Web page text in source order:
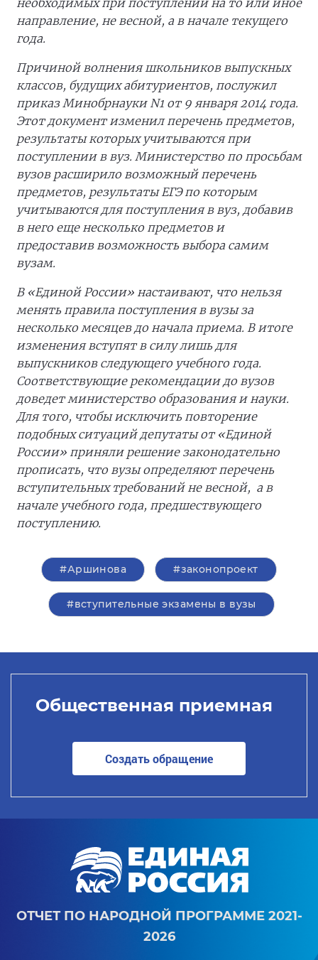
необходимых при поступлении на то или иное
направление, не весной, а в начале текущего
года.
Причиной волнения школьников выпускных
классов, будущих абитуриентов, послужил
приказ Минобрнауки N1 от 9 января 2014 года.
Этот документ изменил перечень предметов,
результаты которых учитываются при
поступлении в вуз. Министерство по просьбам
вузов расширило возможный перечень
предметов, результаты ЕГЭ по которым
учитываются для поступления в вуз, добавив
в него еще несколько предметов и
предоставив возможность выбора самим
вузам.
В «Единой России» настаивают, что нельзя
менять правила поступления в вузы за
несколько месяцев до начала приема. В итоге
изменения вступят в силу лишь для
выпускников следующего учебного года.
Соответствующие рекомендации до вузов
доведет министерство образования и науки.
Для того, чтобы исключить повторение
подобных ситуаций депутаты от «Единой
России» приняли решение законодательно
прописать, что вузы определяют перечень
вступительных требований не весной, а в
начале учебного года, предшествующего
поступлению.
#Аршинова #законопроект
#вступительные экзамены в вузы
Общественная приемная
Создать обращение
ОТЧЕТ ПО НАРОДНОЙ ПРОГРАММЕ 2021-
2026